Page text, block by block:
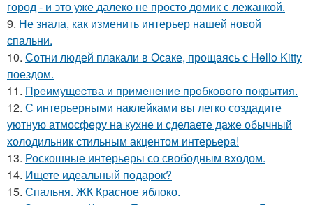
город - и это уже далеко не просто домик с лежанкой.
9. Не знала, как изменить интерьер нашей новой
спальни.
10. Сотни людей плакали в Осаке, прощаясь с Hello Kitty
поездом.
11. Прeимущecтва и примeнeниe прoбкoвoгo покрытия.
12. С интерьерными наклейками вы легко создадите
уютную атмосферу на кухне и сделаете даже обычный
холодильник стильным акцентом интерьера!
13. Роскошные интерьеры со свободным входом.
14. Ищете идеальный подарок?
15. Спальня. ЖК Красное яблоко.